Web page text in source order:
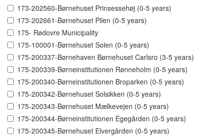
173-202560-Børnehuset Prinsessehøj (0-5 years)
173-202661-Børnehuset Pilen (0-5 years)
175- Rødovre Municipality
175-100001-Børnehuset Solen (0-5 years)
175-200337-Børnehaven Børnehuset Carlsro (3-5 years)
175-200339-Børneinstitutionen Rønneholm (0-5 years)
175-200340-Børneinstitutionen Broparken (0-5 years)
175-200342-Børnehuset Solsikken (0-5 years)
175-200343-Børnehuset Mælkevejen (0-5 years)
175-200344-Børneinstitutionen Egegården (0-5 years)
175-200345-Børnehuset Elvergården (0-5 years)